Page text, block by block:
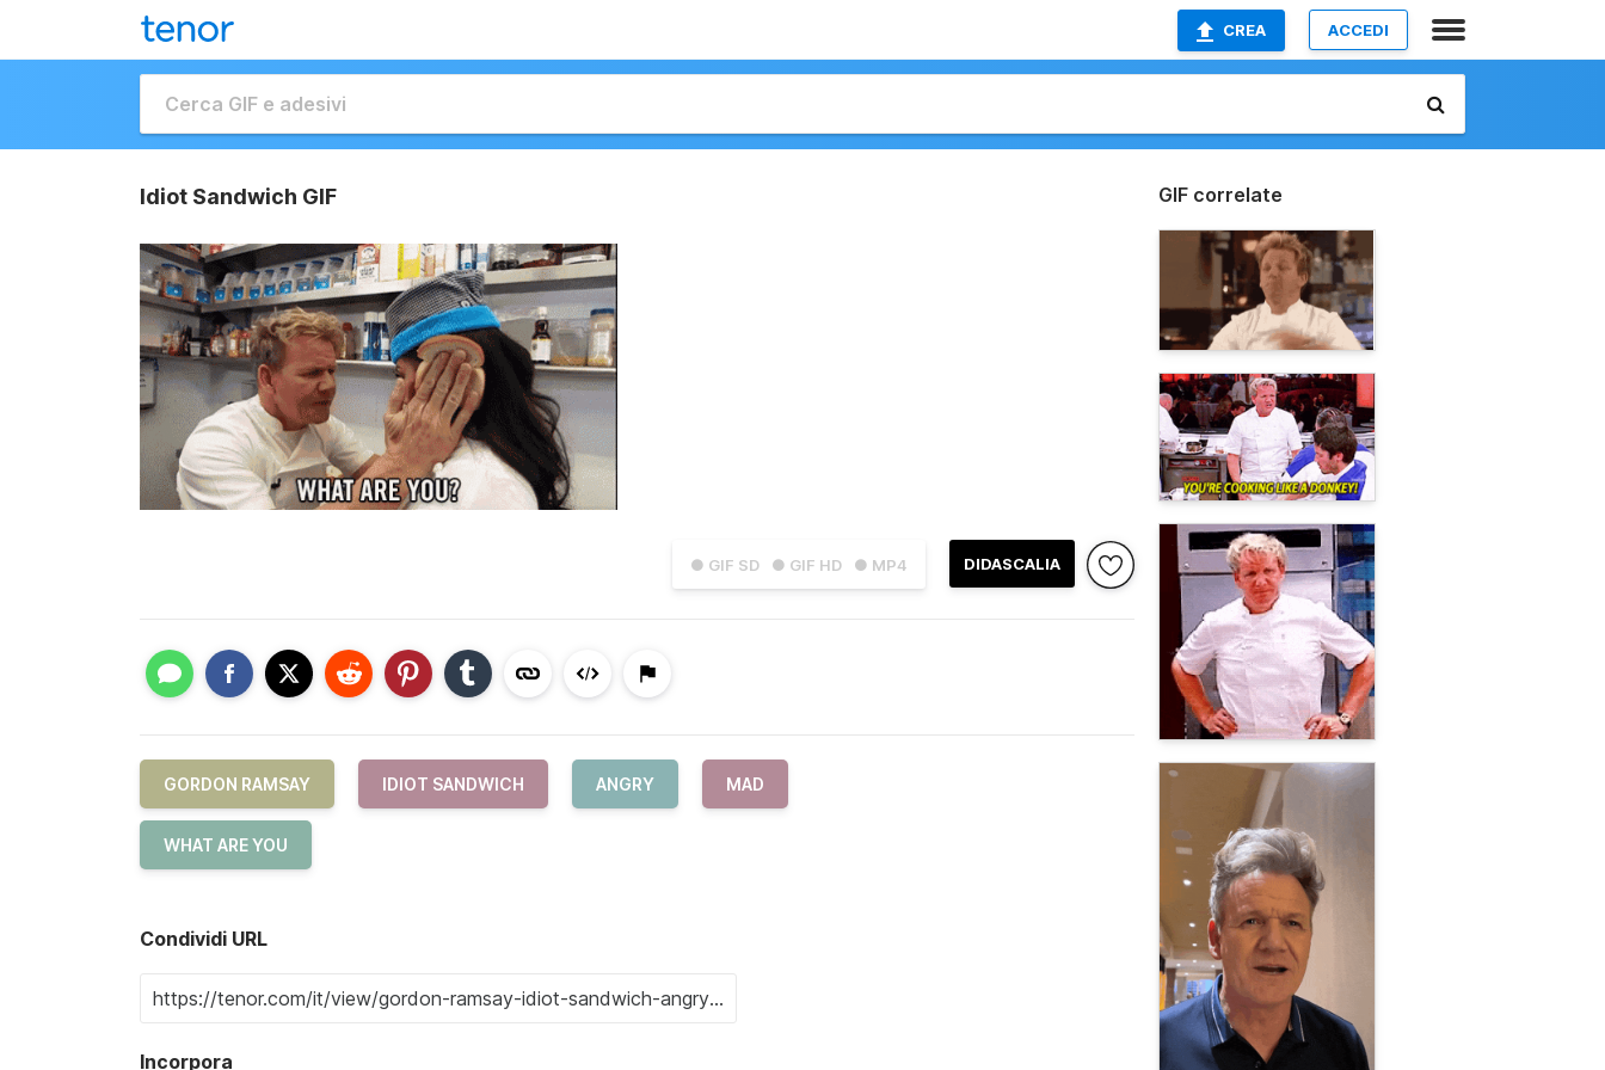
CREA ACCEDI
Idiot Sandwich GIF
● GIF SD ● GIF HD ● MP4 DIDASCALIA
GORDON RAMSAY IDIOT SANDWICH ANGRY MAD
WHAT ARE YOU
Condividi URL
Incorpora
GIF correlate